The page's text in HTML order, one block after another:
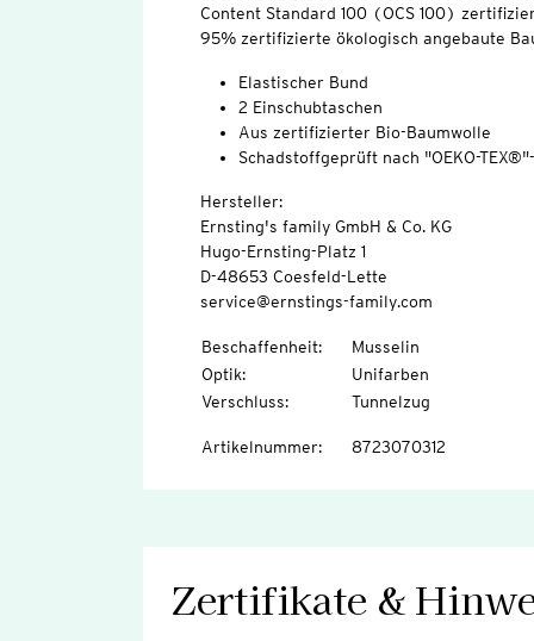
Content Standard 100 (OCS 100)
95% zertifizierte ökologisch angebaute
Elastischer Bund
2 Einschubtaschen
Aus zertifizierter Bio-Baumwolle
Schadstoffgeprüft nach "OEKO-
Hersteller:
Ernsting's family GmbH & Co. KG
Hugo-Ernsting-Platz 1
D-48653 Coesfeld-Lette
service@ernstings-family.com
Beschaffenheit:
Musselin
Optik:
Unifarben
Verschluss: Tunnelzug
Artikelnummer: 8723070312
Zertifikate &